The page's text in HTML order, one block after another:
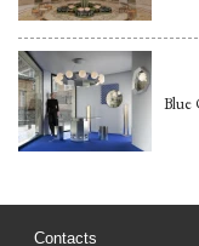
Blue
Contacts